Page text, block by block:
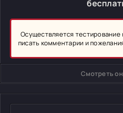
Осуществляется
писать комментарии и
Смотреть